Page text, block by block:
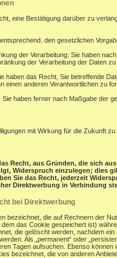
eine Bestätigung darüber zu
den gesetzlichen
der Verarbeitung: Sie haben
der Verarbeitung der Daten zu
haben das Recht, Sie betreffende
einen anderen Verantwortlichen zu
haben ferner nach Maßgabe der
mit Wirkung für die Zukunft zu
Recht, aus Gründen, die sich
Widerspruch einzulegen; dies
Sie das Recht, jederzeit
Direktwerbung in Verbindung
bei Direktwerbung
bezeichnet, die auf Rechnern der
das Cookie gespeichert ist)
die gelöscht werden, nachdem
Als „permanent“ oder
Tagen aufsuchen. Ebenso
bezeichnet, die von anderen